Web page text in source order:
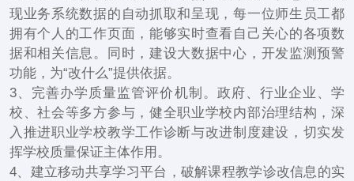
现业务系统数据的自动抓取和呈现，每一位师生员工都
拥有个人的工作页面，能够实时查看自己关心的各项数
据和相关信息。同时，建设大数据中心，开发监测预警
功能，为“改什么”提供依据。
3、完善办学质量监管评价机制。政府、行业企业、学
校、社会等多方参与，健全职业学校内部治理结构，深
入推进职业学校教学工作诊断与改进制度建设，切实发
挥学校质量保证主体作用。
4、建立移动共享学习平台，破解课程教学诊改信息的实